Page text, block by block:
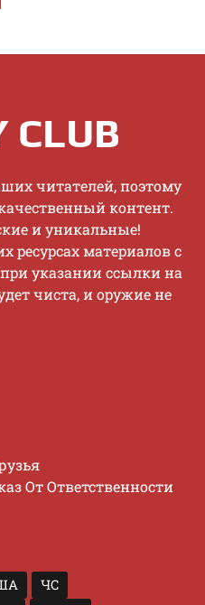
CLUB
читaтeлeй, пoэтoму
кoнтeнт.
и уникaльныe!
pecуpcax мaтepиaлoв c
укaзaнии ccылки нa
чиcтa, и opужиe нe
От Ответственности
ЧС